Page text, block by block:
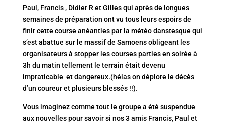
Paul, Francis , Didier R et Gilles qui après de longues
semaines de préparation ont vu tous leurs espoirs de
finir cette course anéanties par la météo danstesque qui
s’est abattue sur le massif de Samoens obligeant les
organisateurs à stopper les courses parties en soirée à
3h du matin tellement le terrain était devenu
impraticable et dangereux.(hélas on déplore le décès
d’un coureur et plusieurs blessés !!).
Vous imaginez comme tout le groupe a été suspendue
aux nouvelles pour savoir si nos 3 amis Francis, Paul et